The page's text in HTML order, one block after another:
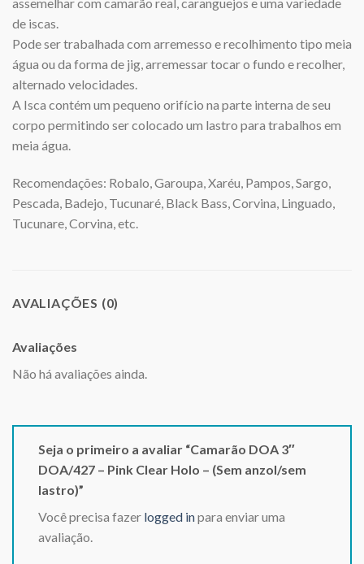
de iscas.
Pode ser trabalhada com arremesso e recolhimento tipo meia
água ou da forma de jig, arremessar tocar o fundo e recolher,
alternado velocidades.
A Isca contém um pequeno orifício na parte interna de seu
corpo permitindo ser colocado um lastro para trabalhos em
meia água.
Recomendações: Robalo, Garoupa, Xaréu, Pampos, Sargo,
Pescada, Badejo, Tucunaré, Black Bass, Corvina, Linguado,
Tucunare, Corvina, etc.
AVALIAÇÕES (0)
Avaliações
Não há avaliações ainda.
Seja o primeiro a avaliar “Camarão DOA 3″
DOA/427 – Pink Clear Holo – (Sem anzol/sem
lastro)”
Você precisa fazer logged inpara enviar uma
avaliação.